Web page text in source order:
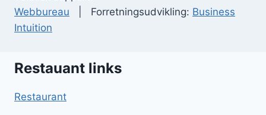
Webbureau | Forretningsudvikling: Business
Intuition
Restauant links
Restaurant